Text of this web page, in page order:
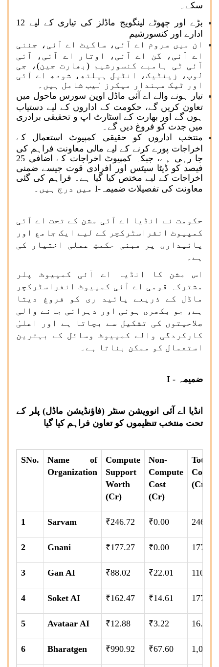
سکے۔
بڑے اور چھوٹے لینگویج ماڈلز کی تیاری کے لیے 12
ادارے اور کنسورشیم
ان میں سروم اے آئی، ساکیٹ اے آئی، جننی
اے آئی، گن اے آئی، اوتار اے آئی، آئی
آئی ٹی بامبے کنسورشیم (بھارت جین)، جی
لوپ، زینٹیک، انٹیل ہیلتھ، شودھ اے آئی
اور ٹیک مہندار میکرز لیب شامل ہیں۔
تیار ہونے والے اے آئی ماڈل اوپن سورس ماحول میں
تعاون کریں گے، حکومت کے اداروں کے لیے دستیاب
ہوں گے اور بھارت کے اسٹارٹ اپ و تحقیقی برادری
میں جدت کو فروغ دیں گے۔
منتخب اداروں کو حقیقی کمپیوٹ استعمال کے
اخراجات پورے کرنے کے لیے مالی معاونت فراہم کی
جا رہی ہے، جبکہ کمپیوٹ اخراجات کے اضافی 25
فیصد کو ڈیٹا سیٹس اور افرادی قوت جیسے ضمنی
اخراجات کے لیے مختص کیا گیا ہے۔ فراہم کی گئی
معاونت کی تفصیلات ضمیمہ-I میں درج ہیں۔
حکومت نے انڈیا اے آئی مشن کے تحت اے آئی
کمپیوٹ انفراسٹرکچر کے لیے ایک جامع اور
پائیداری پر مبنی حکمتِ عملی اختیار کی
ہے۔
اس مشن کا انڈیا اے آئی کمپیوٹ پلر
مشترکہ قومی اے آئی کمپیوٹ انفراسٹرکچر
ماڈل کے ذریعے پائیداری کو فروغ دیتا
ہے، جو بکھری ہوئی اور دہرائی جانے والی
صلاحیتوں کی تشکیل سے بچاتا ہے اور اعلیٰ
کارکردگی والے کمپیوٹ وسائل کے بہترین
استعمال کو ممکن بناتا ہے۔
ضمیمہ - I
انڈیا اے آئی انوویشن سنٹر (فاؤنڈیشن ماڈل) پلر کے
تحت منتخب تنظیموں کو تعاون فراہم کیا گیا
SNo.
Name of
Organization
Compute
Support
Worth
(Cr)
Non-
Compute
Cost
(Cr)
Total
Cost
(Cr)
1 Sarvam ₹246.72 ₹0.00 246.72
2 Gnani ₹177.27 ₹0.00 177.27
3 Gan AI ₹88.02 ₹22.01 110.03
4 Soket AI ₹162.47 ₹14.61 177.08
5 Avataar AI ₹12.88 ₹3.22 16.10
6 Bharatgen ₹990.92 ₹67.60